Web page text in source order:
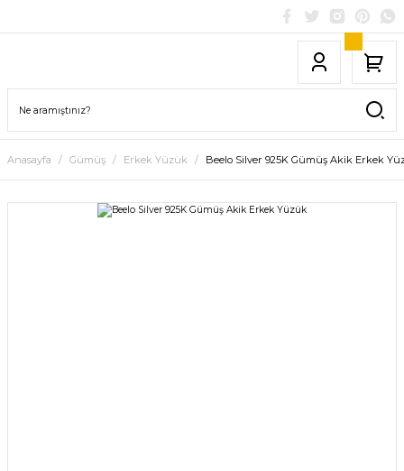
Anasayfa Gümüş Erkek Yüzük Beelo Silver 925K Gümüş Akik Erkek